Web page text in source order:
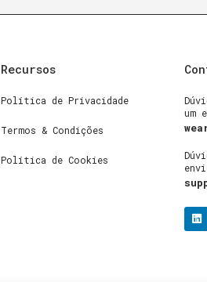
Recursos
Política de Privacidade
Termos & Condições
Política de Cookies
um